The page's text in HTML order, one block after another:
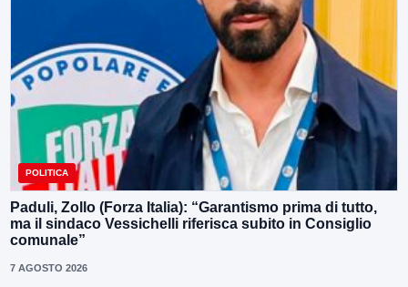
POLITICA
Paduli, Zollo (Forza Italia): “Garantismo prima di tutto,
ma il sindaco Vessichelli riferisca subito in Consiglio
comunale”
7 AGOSTO 2026